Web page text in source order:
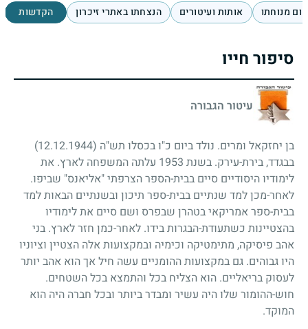
מנוחתו אותות ועיטורים הנצחתו באתרי זיכרון הקדשות
סיפור חייו
עיטור הגבורה
בן יחזקאל ומרים. נולד ביום כ"ו בכסלו תש"ה (12.12.1944)
בבגדד, בירת-עירק. בשנת 1953 עלתה המשפחה לארץ. את
לימודיו היסודיים סיים בבית-הספר הצרפתי "אליאנס" שביפו.
לאחר-מכן למד שנתיים בבית-ספר תיכון ובשנתיים הבאות למד
בבית-ספר אמריקאי בטהרן שבפרס ושם סיים את לימודיו
בהצטיינות כשתעודת-הבגרות בידו. לאחר-כמן חזר לארץ. בני
אהב פיסיקה, מתימטיקה וכימיה ובמקצועות אלה הצטיין וציוניו
היו גבוהים. גם במקצועות ההומניים עשה חיל אך הוא אהב יותר
לעסוק בריאליים. הוא הצליח בכל והתמצא בכל השטחים.
חוש-ההומור שלו היה עשיר ומבדר ביותר ובכל חברה היה הוא
המוקד.